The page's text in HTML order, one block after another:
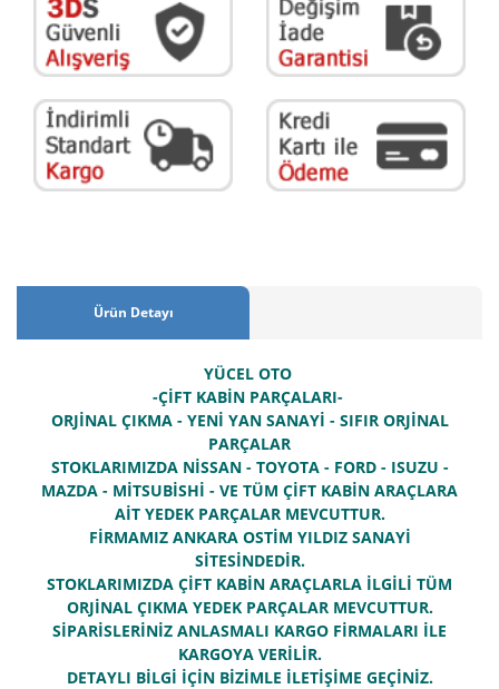
Ürün Detayı
YÜCEL OTO
-ÇİFT KABİN PARÇALARI-
ORJİNAL ÇIKMA - YENİ YAN SANAYİ - SIFIR ORJİNAL
PARÇALAR
STOKLARIMIZDA NİSSAN - TOYOTA - FORD - ISUZU -
MAZDA - MİTSUBİSHİ - VE TÜM ÇİFT KABİN ARAÇLARA
AİT YEDEK PARÇALAR MEVCUTTUR.
FİRMAMIZ ANKARA OSTİM YILDIZ SANAYİ
SİTESİNDEDİR.
STOKLARIMIZDA ÇİFT KABİN ARAÇLARLA İLGİLİ TÜM
ORJİNAL ÇIKMA YEDEK PARÇALAR MEVCUTTUR.
SİPARİSLERİNİZ ANLASMALI KARGO FİRMALARI İLE
KARGOYA VERİLİR.
DETAYLI BİLGİ İÇİN BİZİMLE İLETİŞİME GEÇİNİZ.